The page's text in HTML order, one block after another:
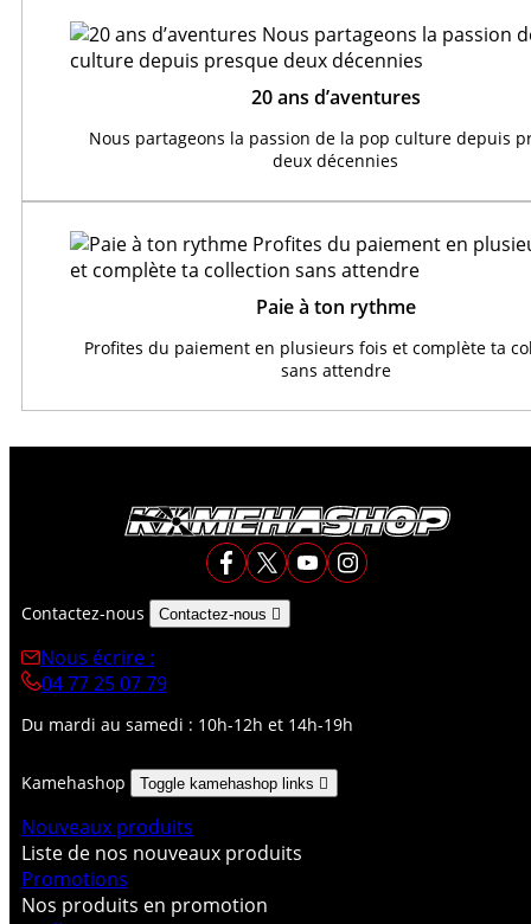
20 ans d’aventures
Nous partageons la passion de la pop culture depuis
deux décennies
Paie à ton rythme
Profites du paiement en plusieurs fois et complète ta
sans attendre
Contactez-nous Contactez-nous 
Nous écrire :
04 77 25 07 79
Du mardi au samedi : 10h-12h et 14h-19h
Kamehashop Toggle kamehashop links 
Nouveaux produits
Liste de nos nouveaux produits
Promotions
Nos produits en promotion